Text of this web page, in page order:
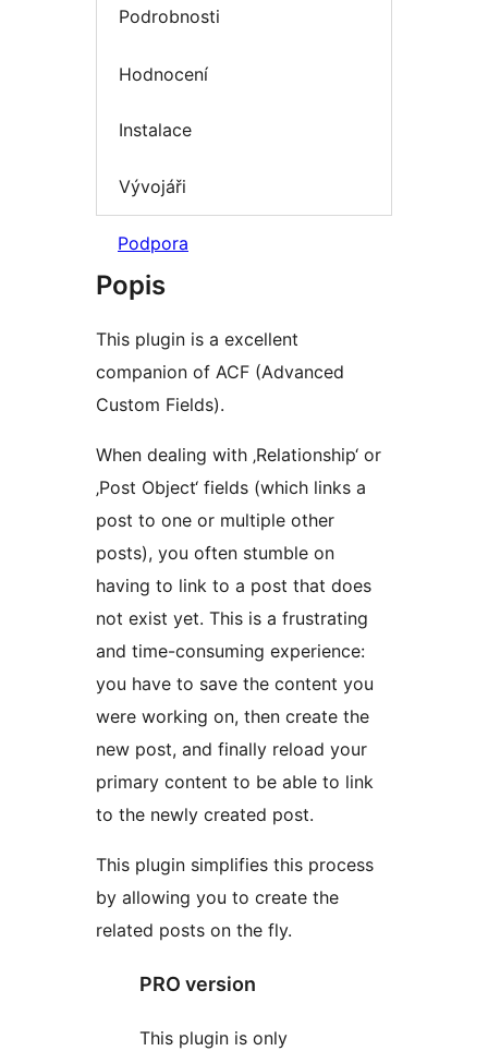
Podrobnosti
Hodnocení
Instalace
Vývojáři
Podpora
Popis
This plugin is a excellent
companion of ACF (Advanced
Custom Fields).
When dealing with ‚Relationship‘ or
‚Post Object‘ fields (which links a
post to one or multiple other
posts), you often stumble on
having to link to a post that does
not exist yet. This is a frustrating
and time-consuming experience:
you have to save the content you
were working on, then create the
new post, and finally reload your
primary content to be able to link
to the newly created post.
This plugin simplifies this process
by allowing you to create the
related posts on the fly.
PRO version
This plugin is only